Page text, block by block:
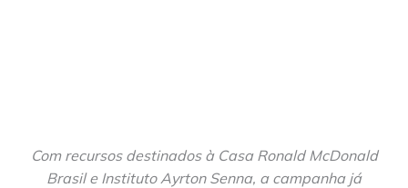
Com recursos destinados à Casa Ronald McDonald
Brasil e Instituto Ayrton Senna, a campanha já